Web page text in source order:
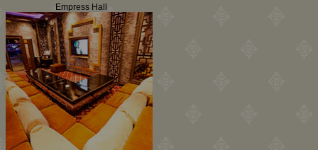
Empress Hall